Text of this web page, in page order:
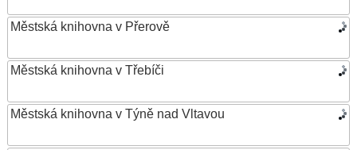
Městská knihovna v Přerově
Městská knihovna v Třebíči
Městská knihovna v Týně nad Vltavou